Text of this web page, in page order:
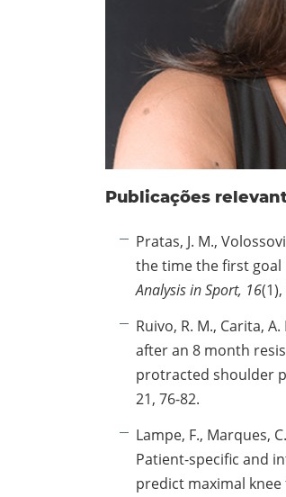
Publicações
Pratas, J. M.,
the time the first
Analysis in Sport, 16
Ruivo, R. M., Carita,
after an 8 month
protracted shoulder
21, 76-82.
Lampe, F., Marques,
Patient-specific and
predict maximal knee